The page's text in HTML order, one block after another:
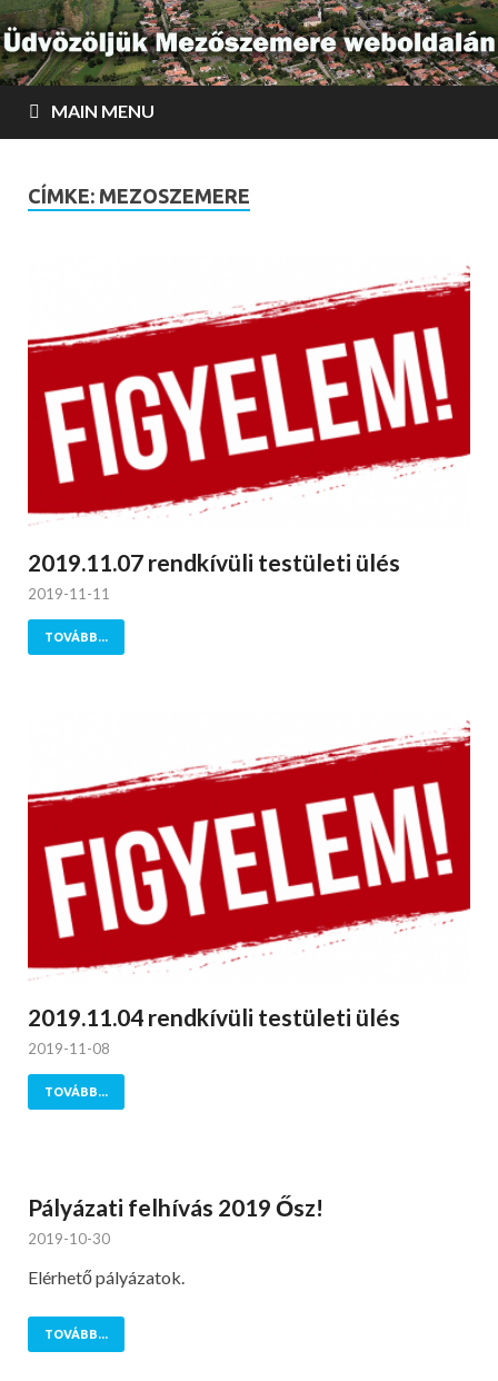
MAIN MENU
CÍMKE: MEZOSZEMERE
2019.11.07 rendkívüli testületi ülés
2019-11-11
TOVÁBB...
2019.11.04 rendkívüli testületi ülés
2019-11-08
TOVÁBB...
Pályázati felhívás 2019 Ősz!
2019-10-30
Elérhető pályázatok.
TOVÁBB...